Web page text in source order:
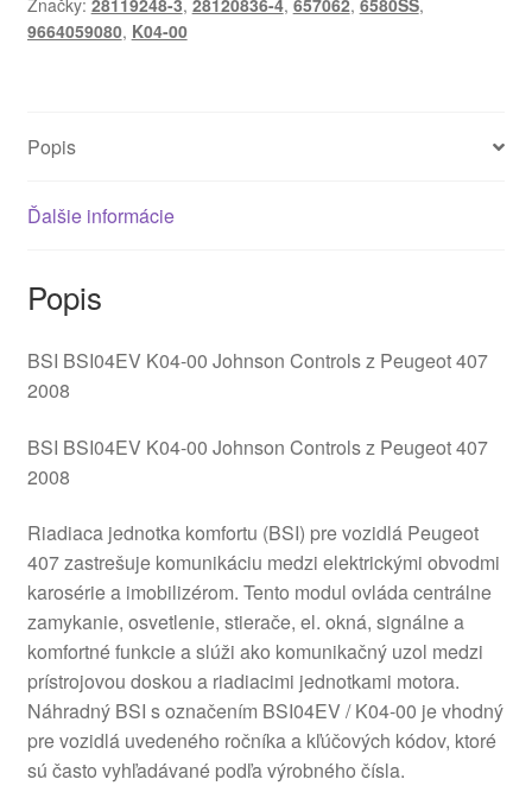
407
9664059080
9664059080, K04-00
Popis
Ďalšie informácie
Popis
BSI BSI04EV K04-00 Johnson Controls z Peugeot 407
2008
BSI BSI04EV K04-00 Johnson Controls z Peugeot 407
2008
Riadiaca jednotka komfortu (BSI) pre vozidlá Peugeot
407 zastrešuje komunikáciu medzi elektrickými obvodmi
karosérie a imobilizérom. Tento modul ovláda centrálne
zamykanie, osvetlenie, stierače, el. okná, signálne a
komfortné funkcie a slúži ako komunikačný uzol medzi
prístrojovou doskou a riadiacimi jednotkami motora.
Náhradný BSI s označením BSI04EV / K04-00 je vhodný
pre vozidlá uvedeného ročníka a kľúčových kódov, ktoré
sú často vyhľadávané podľa výrobného čísla.